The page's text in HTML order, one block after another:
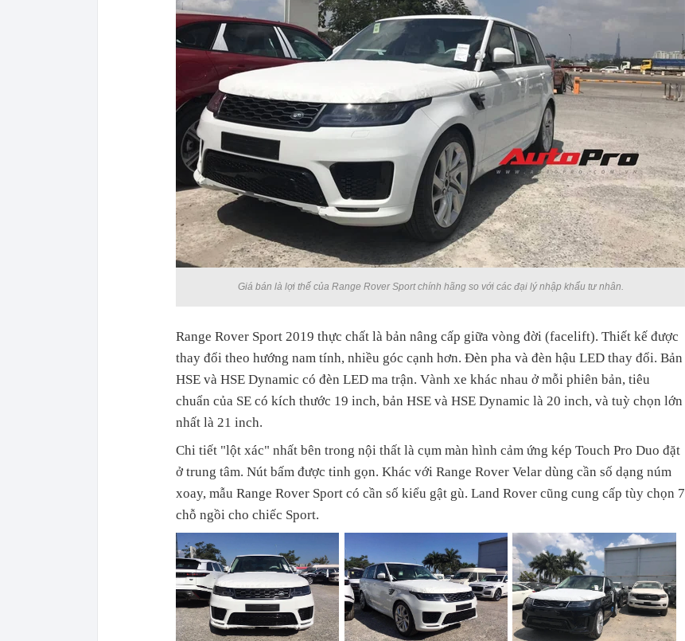
Giá bán là lợi thế của Range Rover Sport chính hãng so với các đại lý nhập khẩu tư nhân.
Range Rover Sport 2019 thực chất là bản nâng cấp giữa vòng đời (facelift). Thiết kế được
thay đổi theo hướng nam tính, nhiều góc cạnh hơn. Đèn pha và đèn hậu LED thay đổi. Bản
HSE và HSE Dynamic có đèn LED ma trận. Vành xe khác nhau ở mỗi phiên bản, tiêu
chuẩn của SE có kích thước 19 inch, bản HSE và HSE Dynamic là 20 inch, và tuỳ chọn lớn
nhất là 21 inch.
Chi tiết "lột xác" nhất bên trong nội thất là cụm màn hình cảm ứng kép Touch Pro Duo đặt
ở trung tâm. Nút bấm được tinh gọn. Khác với Range Rover Velar dùng cần số dạng núm
xoay, mẫu Range Rover Sport có cần số kiểu gật gù. Land Rover cũng cung cấp tùy chọn 7
chỗ ngồi cho chiếc Sport.